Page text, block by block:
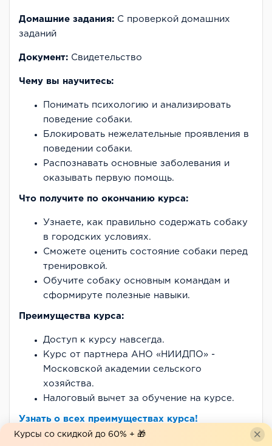
Домашние задания: С проверкой домашних
заданий
Документ: Свидетельство
Чему вы научитесь:
Понимать психологию и анализировать
поведение собаки.
Блокировать нежелательные проявления в
поведении собаки.
Распознавать основные заболевания и
оказывать первую помощь.
Что получите по окончанию курса:
Узнаете, как правильно содержать собаку
в городских условиях.
Сможете оценить состояние собаки перед
тренировкой.
Обучите собаку основным командам и
сформируте полезные навыки.
Преимущества курса:
Доступ к курсу навсегда.
Курс от партнера АНО «НИИДПО» -
Московской академии сельского
хозяйства.
Налоговый вычет за обучение на курсе.
Узнать о всех преимуществах курса!
Курсы со скидкой до 60% + 🎁